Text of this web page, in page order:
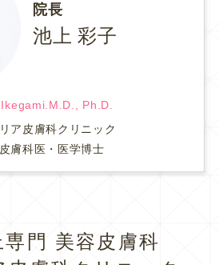
院長
池上 彩子
Ph.D.
ア皮膚科クリニック
膚科医・医学博士
専門 美容皮膚科